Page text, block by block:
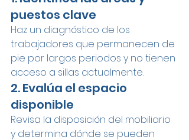
puestos clave
Haz un diagnóstico de los
trabajadores que permanecen de
pie por largos periodos y no tienen
acceso a sillas actualmente.
2. Evalúa el espacio
disponible
Revisa la disposición del mobiliario
y determina dónde se pueden